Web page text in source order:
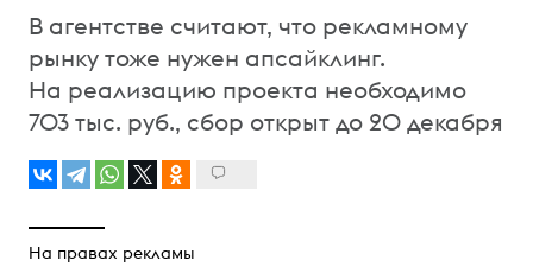
В агентстве считают, что рекламному
рынку тоже нужен апсайклинг.
На реализацию проекта необходимо
703 тыс. руб., сбор открыт до 20 декабря
На правах рекламы